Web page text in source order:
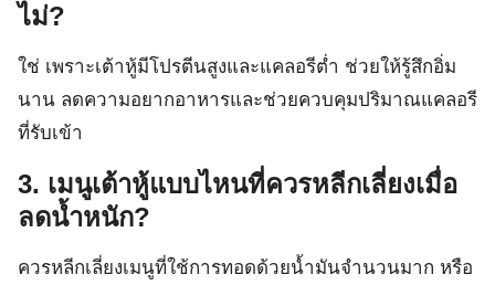
ไม่?
ใช่ เพราะเต้าหู้มีโปรตีนสูงและแคลอรีต่ำ ช่วยให้รู้สึกอิ่ม
นาน ลดความอยากอาหารและช่วยควบคุมปริมาณแคลอรี
ที่รับเข้า
3. เมนูเต้าหู้แบบไหนที่ควรหลีกเลี่ยงเมื่อ
ลดน้ำหนัก?
ควรหลีกเลี่ยงเมนูที่ใช้การทอดด้วยน้ำมันจำนวนมาก หรือ